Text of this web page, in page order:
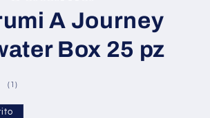
A Journey
Box 25 pz
(1)1
totali